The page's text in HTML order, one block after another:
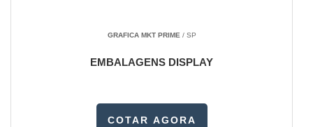
GRAFICA MKT PRIME/ SP
EMBALAGENS DISPLAY
COTAR AGORA